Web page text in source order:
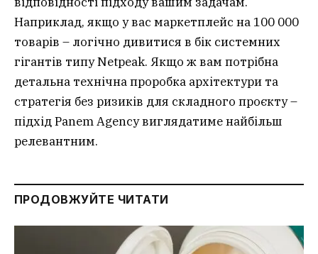
Наприклад, якщо у вас маркетплейс на 100 000
товарів – логічно дивитися в бік системних
гігантів типу Netpeak. Якщо ж вам потрібна
детальна технічна проробка архітектури та
стратегія без ризиків для складного проєкту –
підхід Panem Agency виглядатиме найбільш
релевантним.
ПРОДОВЖУЙТЕ ЧИТАТИ